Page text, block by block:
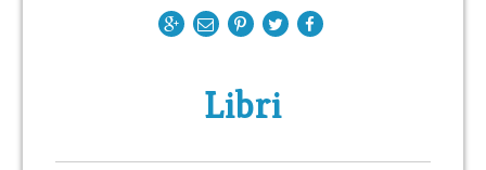
Libri